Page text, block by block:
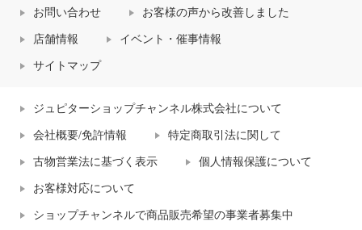
お問い合わせ お客様の声から改善しました
店舗情報 イベント・催事情報
サイトマップ
ジュピターショップチャンネル株式会社について
会社概要/免許情報 特定商取引法に関して
古物営業法に基づく表示 個人情報保護について
お客様対応について
ショップチャンネルで商品販売希望の事業者募集中